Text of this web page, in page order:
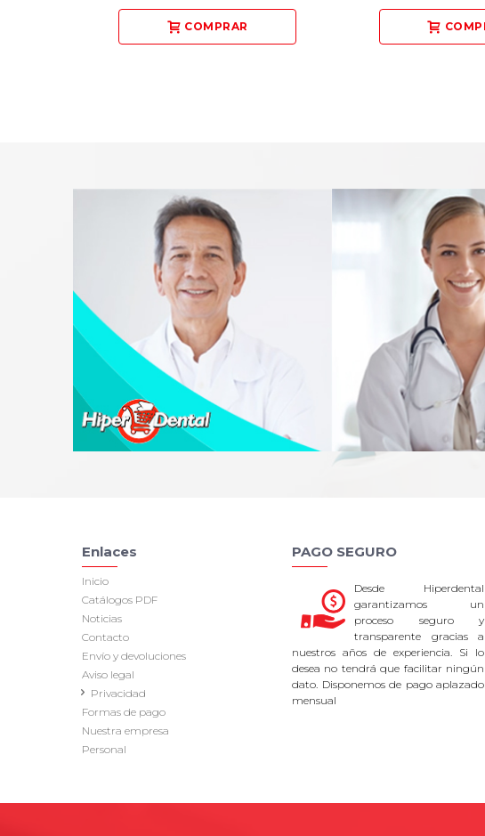
Enlaces
Inicio
Catálogos PDF
Noticias
Contacto
Envío y devoluciones
Aviso legal
Privacidad
Formas de pago
Nuestra empresa
Personal
PAGO SEGURO
Desde Hiperdental
garantizamos un
proceso seguro y
transparente gracias a
nuestros años de experiencia. Si lo
desea no tendrá que facilitar ningún
dato. Disponemos de pago aplazado
mensual